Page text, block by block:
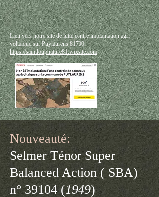
Lien vers notre site de lutte contre implantation agri
voltaïque sur Puylaurens 81700:
https://saintloupnature81.wixsite.com
Nouveauté:
Selmer Ténor Super
Balanced Action ( SBA)
n° 39104 (1949)